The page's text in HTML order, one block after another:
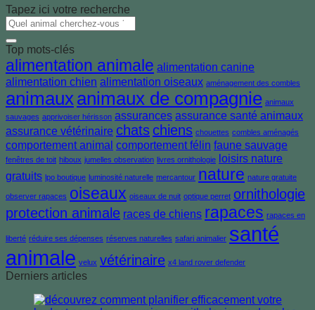
Tapez ici votre recherche
Top mots-clés
alimentation animale alimentation canine
alimentation chien alimentation oiseaux aménagement des combles
animaux animaux de compagnie animaux
sauvages apprivoiser hérisson assurances assurance santé animaux
assurance vétérinaire chats chiens chouettes combles aménagés
comportement animal comportement félin faune sauvage
fenêtres de toit hiboux jumelles observation livres ornithologie loisirs nature
gratuits lpo boutique luminosité naturelle mercantour nature nature gratuite
observer rapaces oiseaux oiseaux de nuit optique perret ornithologie
protection animale races de chiens rapaces rapaces en
liberté réduire ses dépenses réserves naturelles safari animalier santé
animale velux vétérinaire x4 land rover defender
Derniers articles